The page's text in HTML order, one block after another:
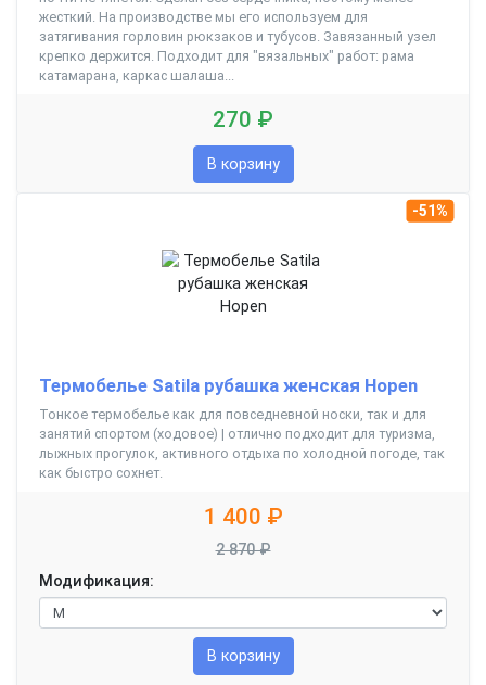
жесткий. На производстве мы его используем для
затягивания горловин рюкзаков и тубусов. Завязанный узел
крепко держится. Подходит для "вязальных" работ: рама
катамарана, каркас шалаша...
270 ₽
В корзину
-51%
Термобелье Satila рубашка женская Hopen
Тонкое термобелье как для повседневной носки, так и для
занятий спортом (ходовое) | отлично подходит для туризма,
лыжных прогулок, активного отдыха по холодной погоде, так
как быстро сохнет.
1 400 ₽
2 870 ₽
Модификация:
В корзину